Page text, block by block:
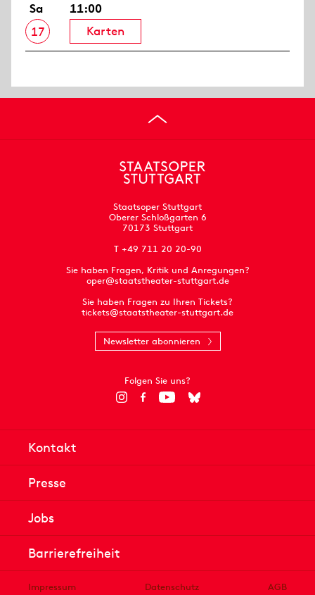
Sa
17
11:00
Karten
Staatsoper Stuttgart
Oberer Schloßgarten 6
70173 Stuttgart
T +49 711 20 20-90
Sie haben Fragen, Kritik und Anregungen?
oper@staatstheater-stuttgart.de
Sie haben Fragen zu Ihren Tickets?
tickets@staatstheater-stuttgart.de
Newsletter abonnieren
Folgen Sie uns?
Kontakt
Presse
Jobs
Barrierefreiheit
Impressum Datenschutz AGB